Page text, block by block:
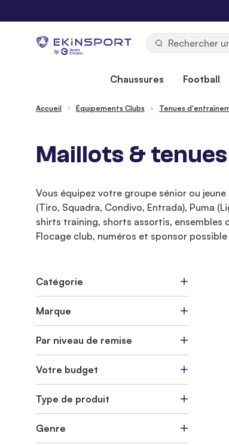
by
Chaussures Football
Accueil Équipements Clubs Tenues
Maillots &
Vous équipez votre groupe sénior ou
(Tiro, Squadra, Condivo, Entrada), Puma
shirts training, shorts assortis, ensembles
Flocage club, numéros et sponsor
Catégorie
Marque
Par niveau de remise
Votre budget
Type de produit
Genre